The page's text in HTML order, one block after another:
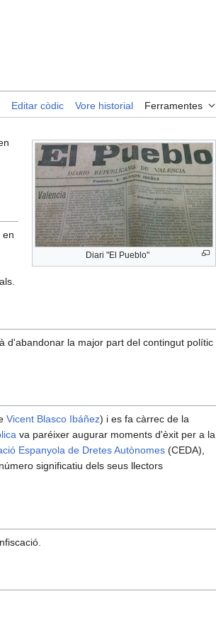
Editar còdic Vore historial Ferramentes
Diari "El Pueblo"
en
d'abandonar la major part del contingut polític
Vicent Blasco Ibáñez) i es fa càrrec de la
va paréixer augurar moments d'èxit per a la
Espanyola de Dretes Autònomes (CEDA),
significatiu dels seus llectors